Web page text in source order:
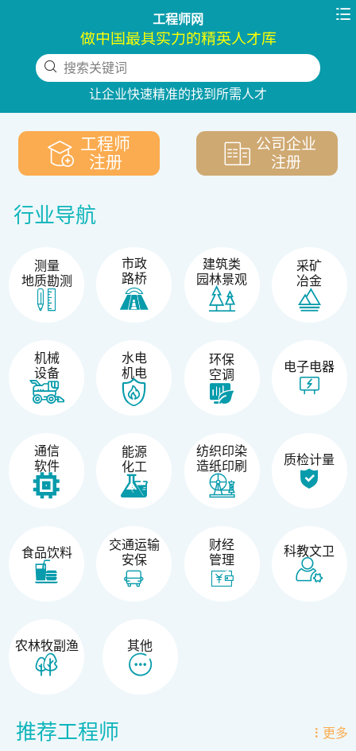
工程师网 
做中国最具实力的精英人才库
搜索关键词
让企业快速精准的找到所需人才
下拉刷新
工程师
注册
公司企业
注册
行业导航
测量
地质勘测
市政
路桥
建筑类
园林景观
采矿
冶金
机械
设备
水电
机电
环保
空调
电子电器
通信
软件
能源
化工
纺织印染
造纸印刷
质检计量
食品饮料
交通运输
安保
财经
管理
科教文卫
农林牧副渔 其他
推荐工程师 更多